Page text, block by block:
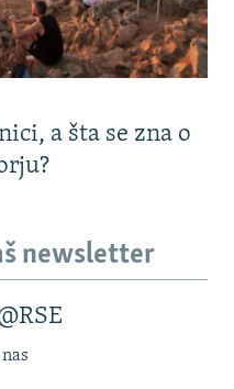
a šta se zna o
newsletter